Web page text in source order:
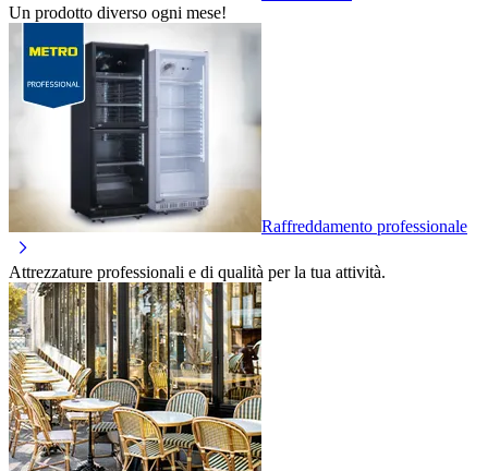
Un prodotto diverso ogni mese!
Raffreddamento professionale
Attrezzature professionali e di qualità per la tua attività.